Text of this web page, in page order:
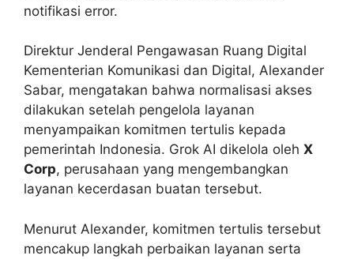
notifikasi error.
Direktur Jenderal Pengawasan Ruang Digital
Kementerian Komunikasi dan Digital, Alexander
Sabar, mengatakan bahwa normalisasi akses
dilakukan setelah pengelola layanan
menyampaikan komitmen tertulis kepada
pemerintah Indonesia. Grok AI dikelola oleh X
Corp, perusahaan yang mengembangkan
layanan kecerdasan buatan tersebut.
Menurut Alexander, komitmen tertulis tersebut
mencakup langkah perbaikan layanan serta